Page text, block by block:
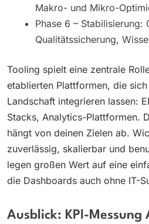
Makro- und Mikro-
Phase 6 – Stabilisierung:
Qualitätssicherung,
Tooling spielt eine zentrale
etablierten Plattformen, die
Landschaft integrieren lassen:
Stacks, Analytics-Plattformen.
hängt von deinen Zielen ab.
zuverlässig, skalierbar und
legen großen Wert auf eine
die Dashboards auch ohne IT-
Ausblick: KPI-Messung